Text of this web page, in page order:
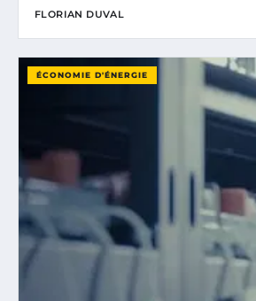
FLORIAN DUVAL
ÉCONOMIE D'ÉNERGIE